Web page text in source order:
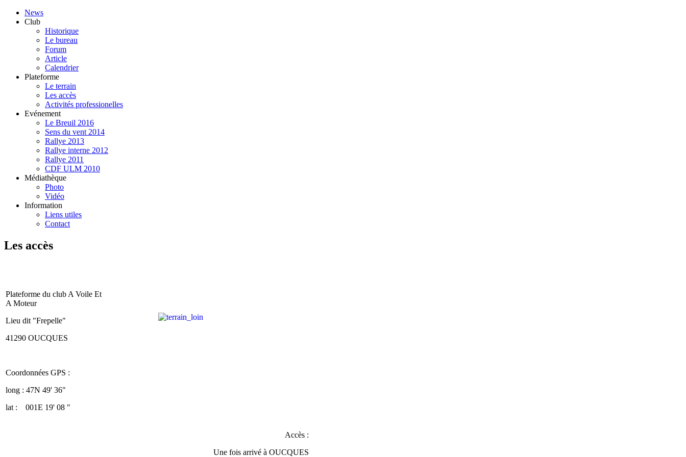
News
Club
Historique
Le bureau
Forum
Article
Calendrier
Plateforme
Le terrain
Les accès
Activités professionelles
Evénement
Le Breuil 2016
Sens du vent 2014
Rallye 2013
Rallye interne 2012
Rallye 2011
CDF ULM 2010
Médiathèque
Photo
Vidéo
Information
Liens utiles
Contact
Les accès
Plateforme du club A Voile Et
A Moteur
Lieu dit "Frepelle"
41290 OUCQUES
Coordonnées GPS :
long : 47N 49' 36"
lat : 001E 19' 08 "
Accès :
Une fois arrivé à OUCQUES